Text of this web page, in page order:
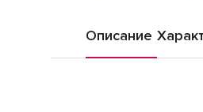
Описание